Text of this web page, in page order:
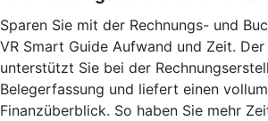
Sparen Sie mit der Rechnungs- und
VR Smart Guide Aufwand und Zeit.
unterstützt Sie bei der
Belegerfassung und liefert einen
Finanzüberblick. So haben Sie mehr